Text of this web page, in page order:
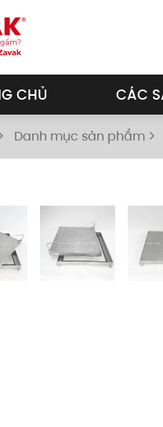
CHỦ CÁC
Danh mục sản phẩm